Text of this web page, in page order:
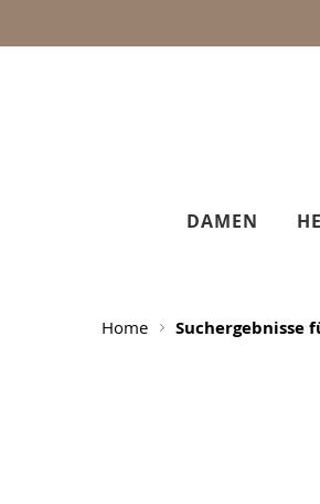
DAMEN
Home Suchergebnisse